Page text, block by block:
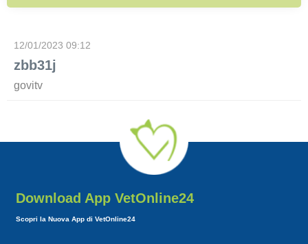
12/01/2023 09:12
zbb31j
govitv
Download App VetOnline24
Scopri la Nuova App di VetOnline24